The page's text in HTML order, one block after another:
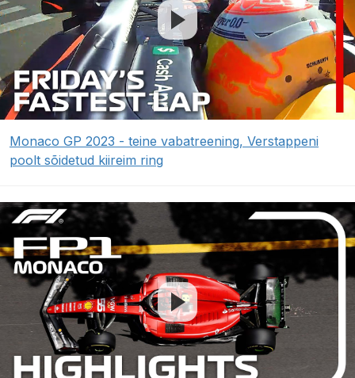
Monaco GP 2023 - teine vabatreening, Verstappeni
poolt sõidetud kiireim ring